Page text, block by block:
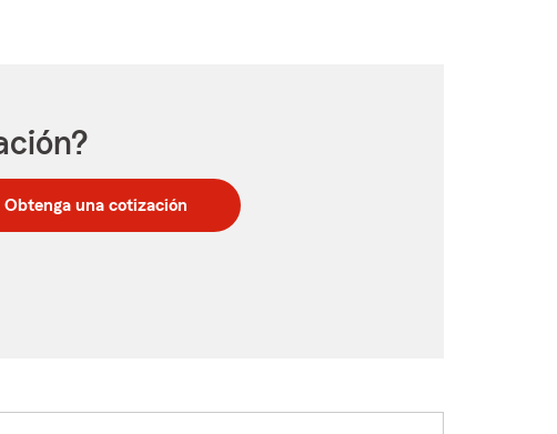
Obtenga una cotización